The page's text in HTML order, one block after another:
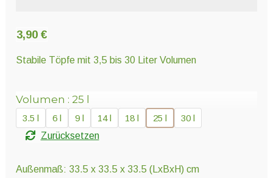
Saatgut
Ernte und Verarbeitung
3,90 €
Stabile Töpfe mit 3,5 bis 30 Liter Volumen
Volumen 25 l
3.5 l 6 l 9 l 14 l 18 l 25 l
30 l
Zurücksetzen
Außenmaß: 33.5 x 33.5 x 33.5 (LxBxH) cm